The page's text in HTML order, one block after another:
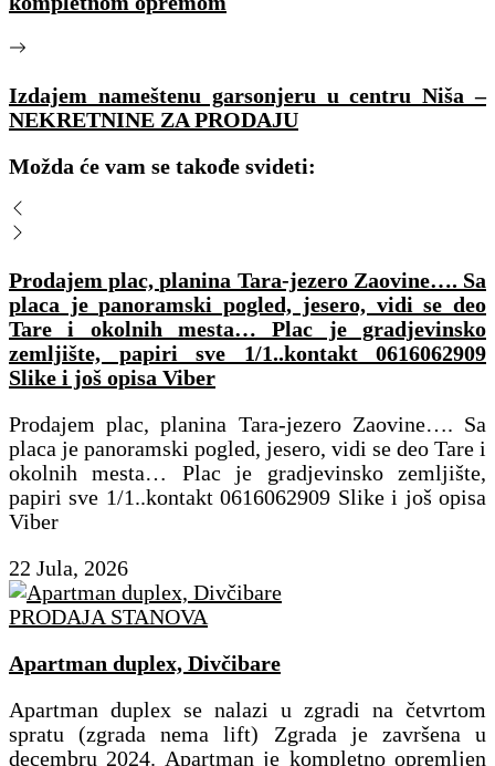
Izdajem nameštenu garsonjeru u centru Niša –
NEKRETNINE ZA PRODAJU
Možda će vam se takođe svideti:
Prodajem plac, planina Tara-jezero Zaovine…. Sa
placa je panoramski pogled, jesero, vidi se deo
Tare i okolnih mesta… Plac je gradjevinsko
zemljište, papiri sve 1/1..kontakt 0616062909
Slike i još opisa Viber
Prodajem plac, planina Tara-jezero Zaovine…. Sa
placa je panoramski pogled, jesero, vidi se deo Tare i
okolnih mesta… Plac je gradjevinsko zemljište,
papiri sve 1/1..kontakt 0616062909 Slike i još opisa
Viber
22 Jula, 2026
PRODAJA STANOVA
Apartman duplex, Divčibare
Apartman duplex se nalazi u zgradi na četvrtom
spratu (zgrada nema lift) Zgrada je završena u
decembru 2024. Apartman je kompletno opremljen